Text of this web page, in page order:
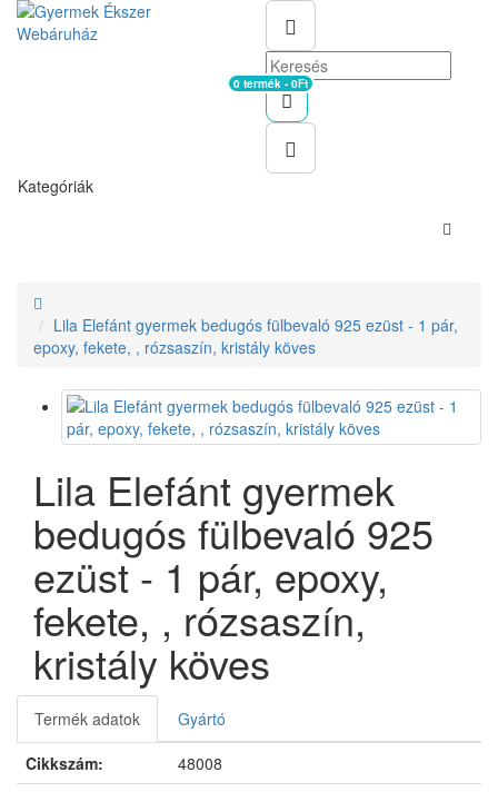
Kosár
0 termék - 0Ft
Kategóriák
Lila Elefánt gyermek bedugós fülbevaló 925 ezüst - 1 pár,
epoxy, fekete, , rózsaszín, kristály köves
Lila Elefánt gyermek
bedugós fülbevaló 925
ezüst - 1 pár, epoxy,
fekete, , rózsaszín,
kristály köves
Termék adatok
Gyártó
Cikkszám:
48008